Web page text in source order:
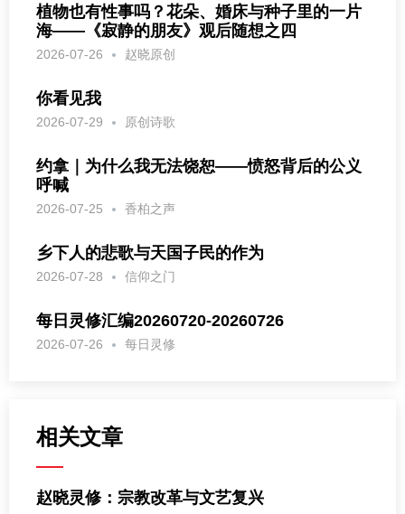
植物也有性事吗？花朵、婚床与种子里的一片
海——《寂静的朋友》观后随想之四
2026-07-26 赵晓原创
你看见我
2026-07-29 原创诗歌
约拿｜为什么我无法饶恕——愤怒背后的公义
呼喊
2026-07-25 香柏之声
乡下人的悲歌与天国子民的作为
2026-07-28 信仰之门
每日灵修汇编20260720-20260726
2026-07-26 每日灵修
相关文章
赵晓灵修：宗教改革与文艺复兴